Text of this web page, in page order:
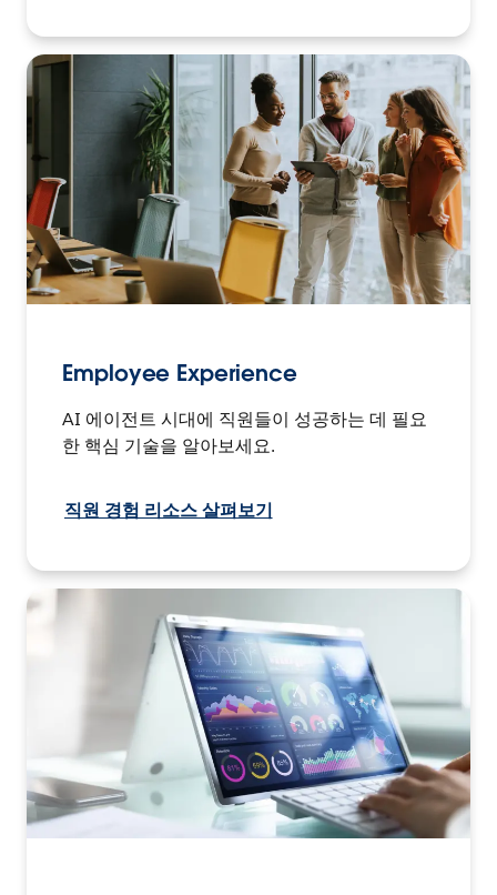
Employee Experience
AI 에이전트 시대에 직원들이 성공하는 데 필요
한 핵심 기술을 알아보세요.
직원 경험 리소스 살펴보기